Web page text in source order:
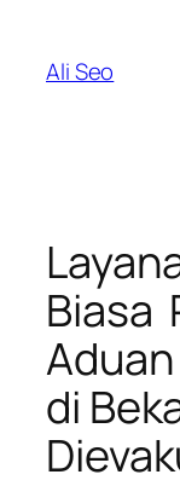
content
Ali Seo
Biasa
di